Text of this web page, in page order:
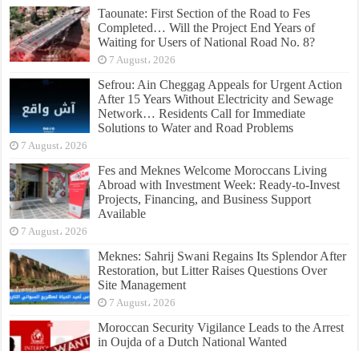
Taounate: First Section of the Road to Fes
Completed… Will the Project End Years of
Waiting for Users of National Road No. 8?
7 August، 2026
Sefrou: Ain Cheggag Appeals for Urgent Action
After 15 Years Without Electricity and Sewage
Network… Residents Call for Immediate
Solutions to Water and Road Problems
7 August، 2026
Fes and Meknes Welcome Moroccans Living
Abroad with Investment Week: Ready-to-Invest
Projects, Financing, and Business Support
Available
7 August، 2026
Meknes: Sahrij Swani Regains Its Splendor After
Restoration, but Litter Raises Questions Over
Site Management
7 August، 2026
Moroccan Security Vigilance Leads to the Arrest
in Oujda of a Dutch National Wanted